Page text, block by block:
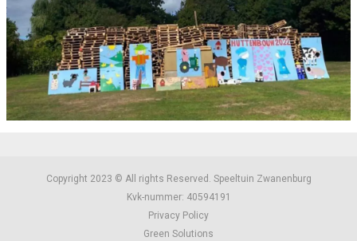
Copyright 2023 © All rights Reserved. Speeltuin Zwanenburg
Kvk-nummer: 40594191
Privacy Policy
Green Solutions